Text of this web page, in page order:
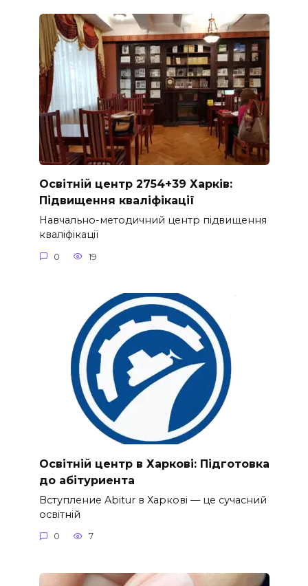
Освітній центр 2754+39 Харків:
Підвищення кваліфікації
Навчально-методичний центр підвищення
кваліфікації
0 19
Освітній центр в Харкові: Підготовка
до абітуриента
Вступление Abitur в Харкові — це сучасний
освітній
0 7